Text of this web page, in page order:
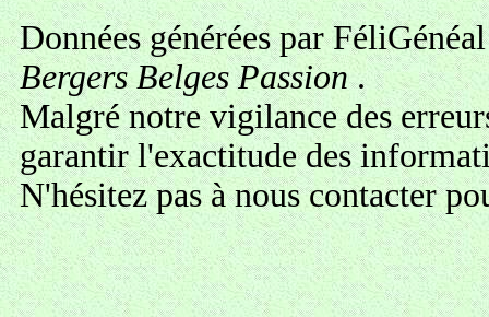
Données générées par
Bergers Belges Passion.
Malgré notre vigilance des
garantir l'exactitude des
N'hésitez pas ànous contacter